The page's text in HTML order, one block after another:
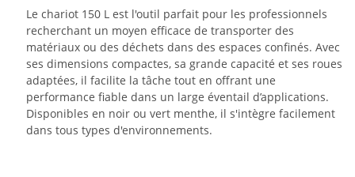
Le chariot 150 L est l'outil parfait pour les professionnels
recherchant un moyen efficace de transporter des
matériaux ou des déchets dans des espaces confinés. Avec
ses dimensions compactes, sa grande capacité et ses roues
adaptées, il facilite la tâche tout en offrant une
performance fiable dans un large éventail d’applications.
Disponibles en noir ou vert menthe, il s'intègre facilement
dans tous types d'environnements.